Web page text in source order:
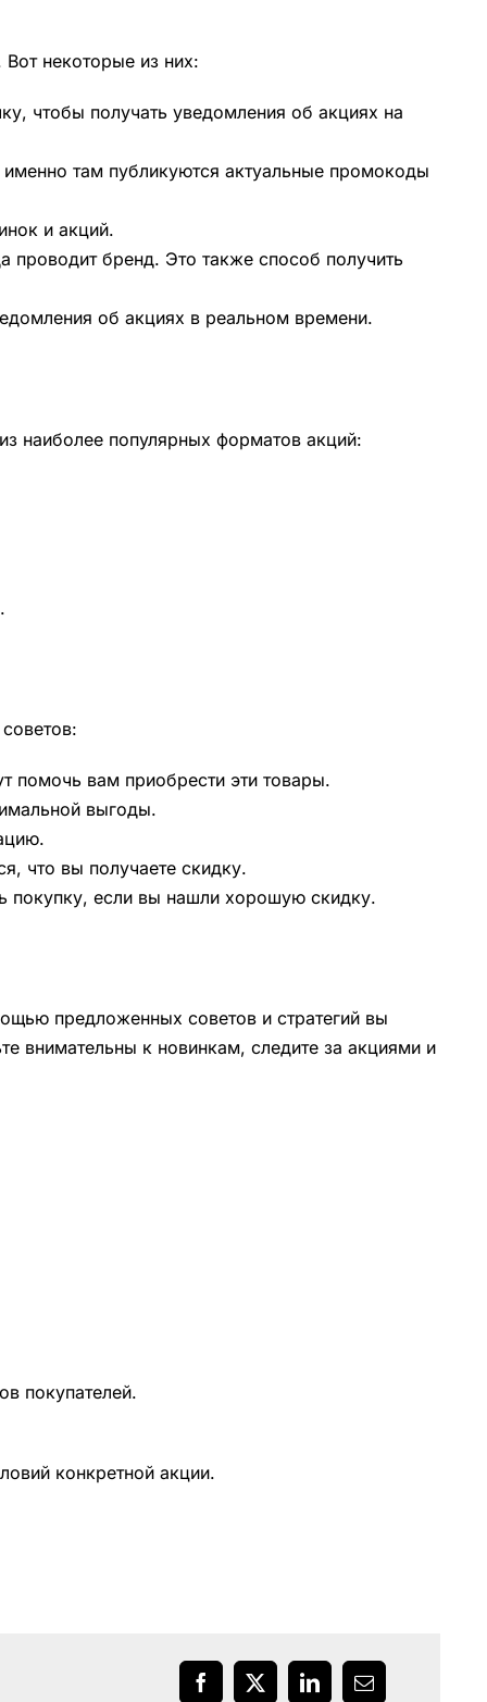
некоторые из них:
чтобы получать уведомления об акциях на
там публикуются актуальные промокоды
и акций.
проводит бренд. Это также способ получить
об акциях в реальном времени.
наиболее популярных форматов акций:
помочь вам приобрести эти товары.
выгоды.
что вы получаете скидку.
покупку, если вы нашли хорошую скидку.
предложенных советов и стратегий вы
внимательны к новинкам, следите за акциями и
покупателей.
конкретной акции.
Facebook
X LinkedInEmail